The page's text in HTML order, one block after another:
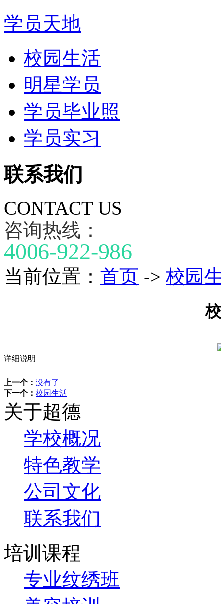
学员天地
校园生活
明星学员
学员毕业照
学员实习
联系我们
CONTACT US
咨询热线：
4006-922-986
当前位置： 首页 -> 校园
详细说明
上一个： 没有了
下一个： 校园生活
关于超德
学校概况
特色教学
公司文化
联系我们
培训课程
专业纹绣班